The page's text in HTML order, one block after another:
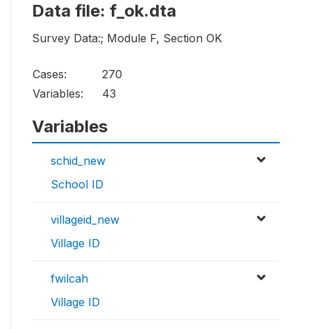
Data file: f_ok.dta
Survey Data:; Module F, Section OK
Cases:
270
Variables:
43
Variables
schid_new
School ID
villageid_new
Village ID
fwilcah
Village ID